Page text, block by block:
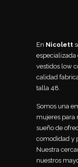
En Nicolett
especializada
vestidos low
calidad
talla 48.
Somos una
mujeres para
sueño de
comodidad y
Nuestra
nuestros